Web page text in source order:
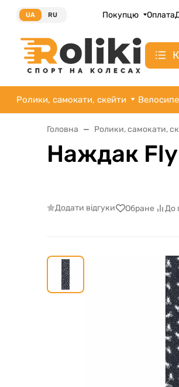
UA RU Покупцю Оплата
Ролики, самокати, скейти
Головна Ролики, самокати,
Наждак
Додати відгуки Обране До